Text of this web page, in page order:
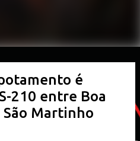
é
210 entre Boa
São Martinho